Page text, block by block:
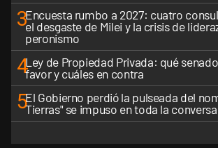
3Encuesta rumbo a 2027: cuatro
el desgaste de Milei y la crisis de
peronismo
4Ley de Propiedad Privada: qué
favor y cuáles en contra
5El Gobierno perdió la pulseada del
Tierras" se impuso en toda la